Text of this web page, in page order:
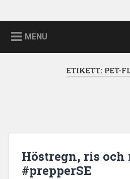
MENU
ETIKETT: PET-
Höstregn, ris
#prepperSE